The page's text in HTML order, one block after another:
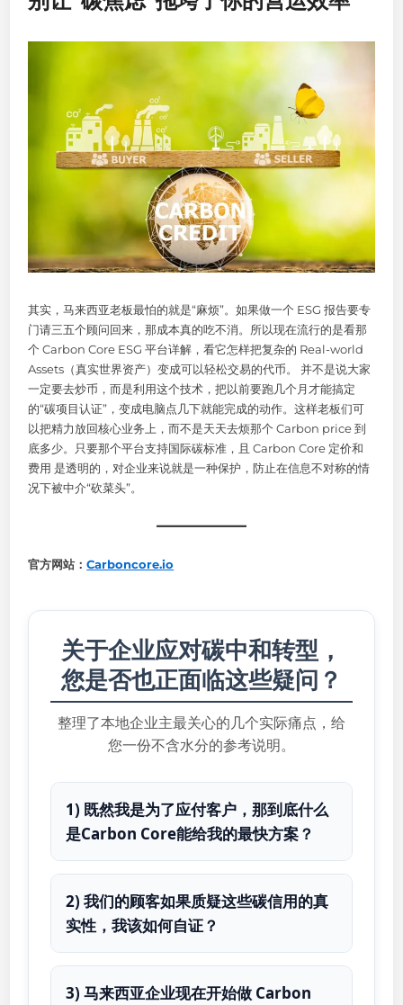
其实，马来西亚老板最怕的就是“麻烦”。如果做一个 ESG 报告要专
门请三五个顾问回来，那成本真的吃不消。所以现在流行的是看那
个 Carbon Core ESG 平台详解，看它怎样把复杂的 Real-world
Assets（真实世界资产）变成可以轻松交易的代币。 并不是说大家
一定要去炒币，而是利用这个技术，把以前要跑几个月才能搞定
的“碳项目认证”，变成电脑点几下就能完成的动作。这样老板们可
以把精力放回核心业务上，而不是天天去烦那个 Carbon price 到
底多少。只要那个平台支持国际碳标准，且 Carbon Core 定价和
费用 是透明的，对企业来说就是一种保护，防止在信息不对称的情
况下被中介“砍菜头”。
官方网站：Carboncore.io
关于企业应对碳中和转型，
您是否也正面临这些疑问？
整理了本地企业主最关心的几个实际痛点，给
您一份不含水分的参考说明。
1) 既然我是为了应付客户，那到底什么
是Carbon Core能给我的最快方案？
2) 我们的顾客如果质疑这些碳信用的真
实性，我该如何自证？
3) 马来西亚企业现在开始做 Carbon